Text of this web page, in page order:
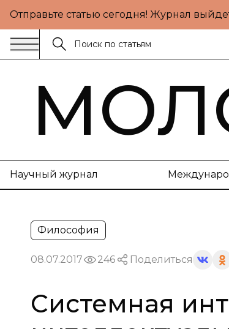
Отправьте статью сегодня! Журнал
Научный журнал
Философия
08.07.2017 246 Поделиться
Системная